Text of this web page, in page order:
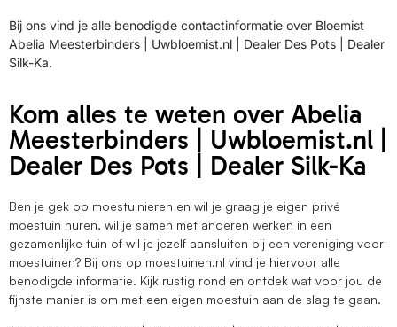
Bij ons vind je alle benodigde contactinformatie over Bloemist
Abelia Meesterbinders | Uwbloemist.nl | Dealer Des Pots | Dealer
Silk-Ka.
Kom alles te weten over Abelia
Meesterbinders | Uwbloemist.nl |
Dealer Des Pots | Dealer Silk-Ka
Ben je gek op moestuinieren en wil je graag je eigen privé
moestuin huren, wil je samen met anderen werken in een
gezamenlijke tuin of wil je jezelf aansluiten bij een vereniging voor
moestuinen? Bij ons op moestuinen.nl vind je hiervoor alle
benodigde informatie. Kijk rustig rond en ontdek wat voor jou de
fijnste manier is om met een eigen moestuin aan de slag te gaan.